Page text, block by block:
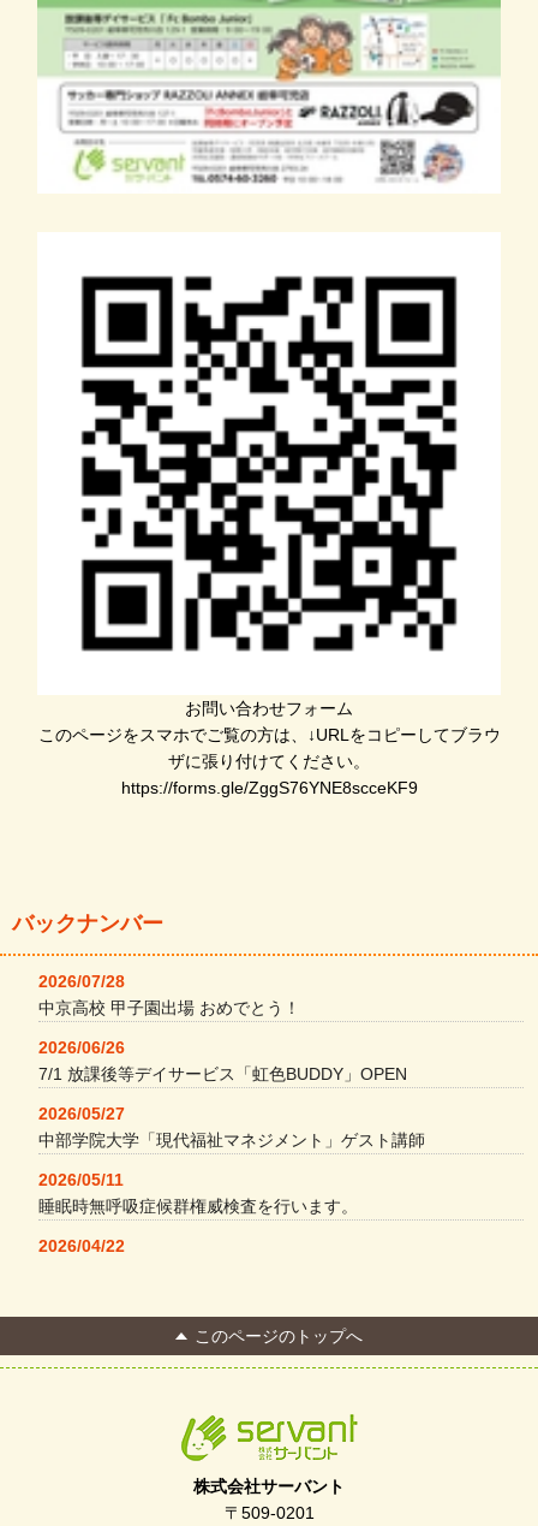
お問い合わせフォーム
このページをスマホでご覧の方は、↓URLをコピーしてブラウ
ザに張り付けてください。
https://forms.gle/ZggS76YNE8scceKF9
バックナンバー
2026/07/28
中京高校 甲子園出場 おめでとう！
2026/06/26
7/1 放課後等デイサービス「虹色BUDDY」OPEN
2026/05/27
中部学院大学「現代福祉マネジメント」ゲスト講師
2026/05/11
睡眠時無呼吸症候群権威検査を行います。
2026/04/22
2026/04/13
FC Bombonera 岐阜県No.1このページのトップへ
株式会社サーバント
〒509-0201